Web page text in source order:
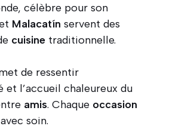
célèbre pour son
Malacatín servent des
cuisine traditionnelle.
de ressentir
et l’accueil chaleureux du
amis. Chaque occasion
soin.